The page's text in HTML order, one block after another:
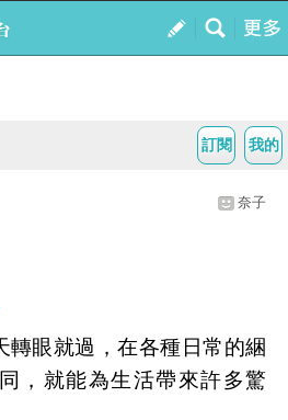
我的
訂閱
奈子
轉眼就過，在各種日常的綑
，就能為生活帶來許多驚